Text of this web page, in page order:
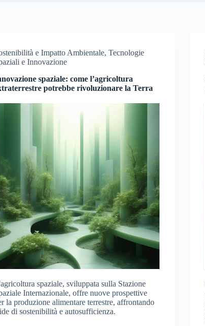
e Impatto Ambientale,Tecnologie
e Innovazione
spaziale: come l’agricoltura
potrebbe rivoluzionare la Terra
spaziale, sviluppata sulla Stazione
Internazionale, offre nuove prospettive
la produzione alimentare terrestre, affrontando
di sostenibilità e autosufficienza.